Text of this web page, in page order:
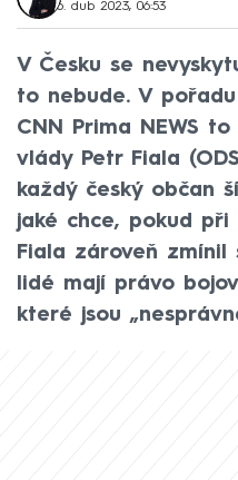
6. dub 2023, 06:53
V Česku se
to nebude. V
CNN Prima NEWS
vlády Petr Fiala
každý český občan
jaké chce, pokud při
Fiala zároveň zmínil
lidé mají právo
které jsou